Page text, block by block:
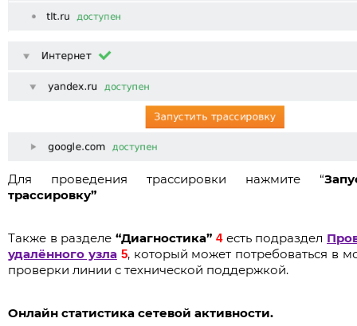
Для проведения трассировки нажмите “
трассировку”
Также в разделе“Диагностика” 4 есть подраздел
удалённого узла 5, который может потребоваться в
проверки линии с технической поддержкой.
Онлайн статистика сетевой активности.